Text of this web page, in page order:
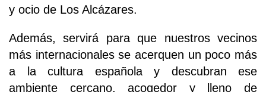
y ocio de Los Alcázares.
Además, servirá para que nuestros vecinos
más internacionales se acerquen un poco más
a la cultura española y descubran ese
ambiente cercano, acogedor y lleno de